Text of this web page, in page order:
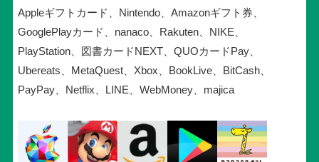
Appleギフトカード、Nintendo、Amazonギフト券、
GooglePlayカード、nanaco、Rakuten、NIKE、
PlayStation、図書カードNEXT、QUOカードPay、
Ubereats、MetaQuest、Xbox、BookLive、BitCash、
PayPay、Netflix、LINE、WebMoney、majica